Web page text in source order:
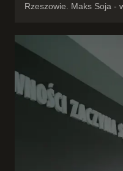
Rzeszowie. Maks Soja -